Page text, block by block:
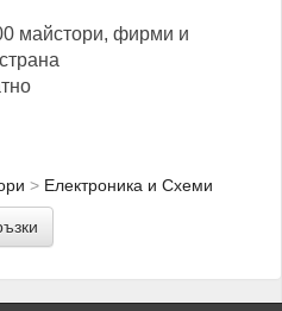
майстори, фирми и
Електроника и Схеми